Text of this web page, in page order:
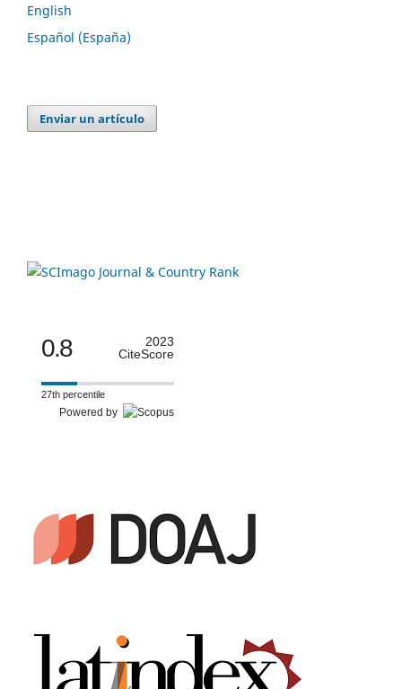
English
Español (España)
Enviar un artículo
0.8
2023
CiteScore
27th percentile
Powered by